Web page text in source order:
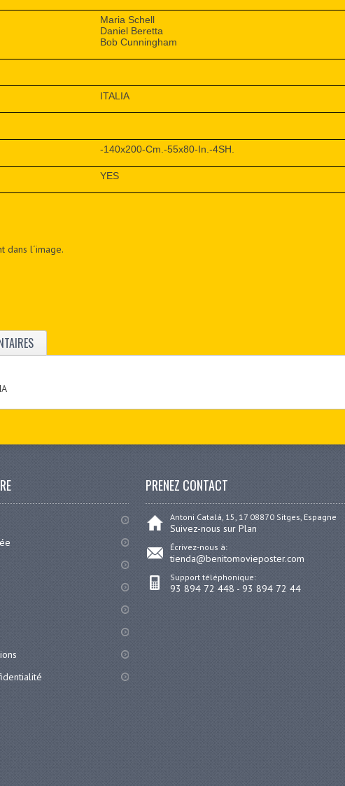
Maria Schell
Daniel Beretta
Bob Cunningham
ITALIA
-140x200-Cm.-55x80-In.-4SH.
YES
dans l´image.
PRENEZ CONTACT
Antoni Catalá, 15, 17 08870 Sitges, Espagne
Suivez-nous sur Plan
Écrivez-nous à:
tienda@benitomovieposter.com
Support téléphonique:
93 894 72 448 - 93 894 72 44